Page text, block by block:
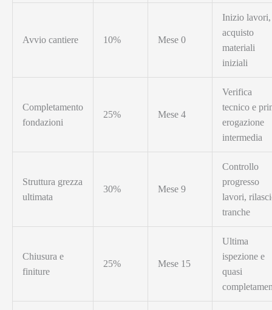
Avvio cantiere 10% Mese 0
Inizio lavori,
acquisto
materiali
iniziali
Completamento
fondazioni
25% Mese 4
Verifica
tecnico e
erogazione
intermedia
Struttura grezza
ultimata
30% Mese 9
Controllo
progresso
lavori,
tranche
Chiusura e
finiture
25% Mese 15
Ultima
ispezione e
quasi